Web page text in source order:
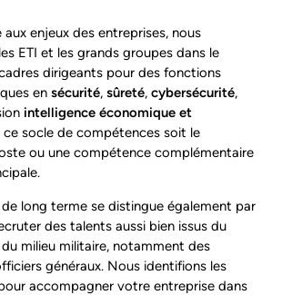
enjeux des entreprises, nous
ETI et les grands groupes dans le
dirigeants pour des fonctions
en sécurité, sûreté, cybersécurité,
intelligence économique et
ce socle de compétences soit le
ou une compétence complémentaire
long terme se distingue également par
des talents aussi bien issus du
milieu militaire, notamment des
généraux. Nous identifions les
accompagner votre entreprise dans